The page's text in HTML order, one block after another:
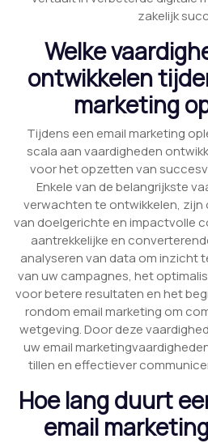
zakelijk
Welke
ontwikkelen
marketing
Tijdens een email marketing
scala aan vaardigheden
voor het opzetten van
Enkele van de belangrijkste
verwachten te ontwikkelen, zijn
van doelgerichte en impactvolle
aantrekkelijke en
analyseren van data om inzicht
van uw campagnes, het
voor betere resultaten en het
rondom email marketing om
wetgeving. Door deze
uw email
tillen en effectiever
Hoe lang duurt
email